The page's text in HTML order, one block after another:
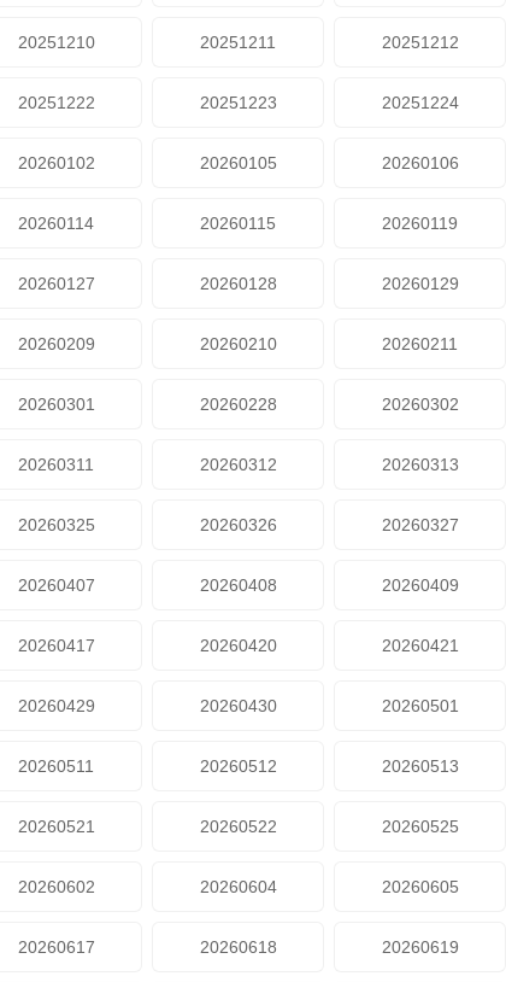
20251210 20251211 20251212
20251222 20251223 20251224
20260102 20260105 20260106
20260114 20260115 20260119
20260127 20260128 20260129
20260209 20260210 20260211
20260301 20260228 20260302
20260311 20260312 20260313
20260325 20260326 20260327
20260407 20260408 20260409
20260417 20260420 20260421
20260429 20260430 20260501
20260511 20260512 20260513
20260521 20260522 20260525
20260602 20260604 20260605
20260617 20260618 20260619